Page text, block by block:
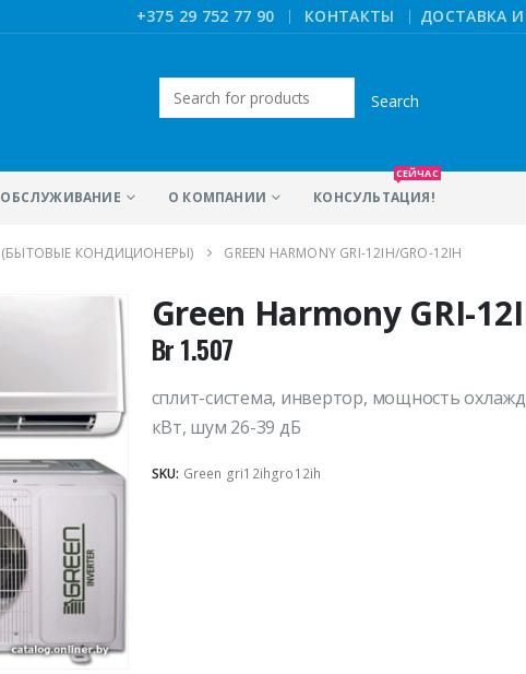
+375 29 752 77 90 | КОНТАКТЫ ДОСТАВКА
Искать:
ОБСЛУЖИВАНИЕ О КОМПАНИИ КОНСУЛЬТАЦИЯ!
СЕЙЧАС
(БЫТОВЫЕ КОНДИЦИОНЕРЫ) GREEN HARMONY GRI-12IH/GRO-12IH
Green Harmony GRI-
Br1.507
сплит-система, инвертор, мощность
кВт, шум 26-39 дБ
SKU: Green gri12ihgro12ih